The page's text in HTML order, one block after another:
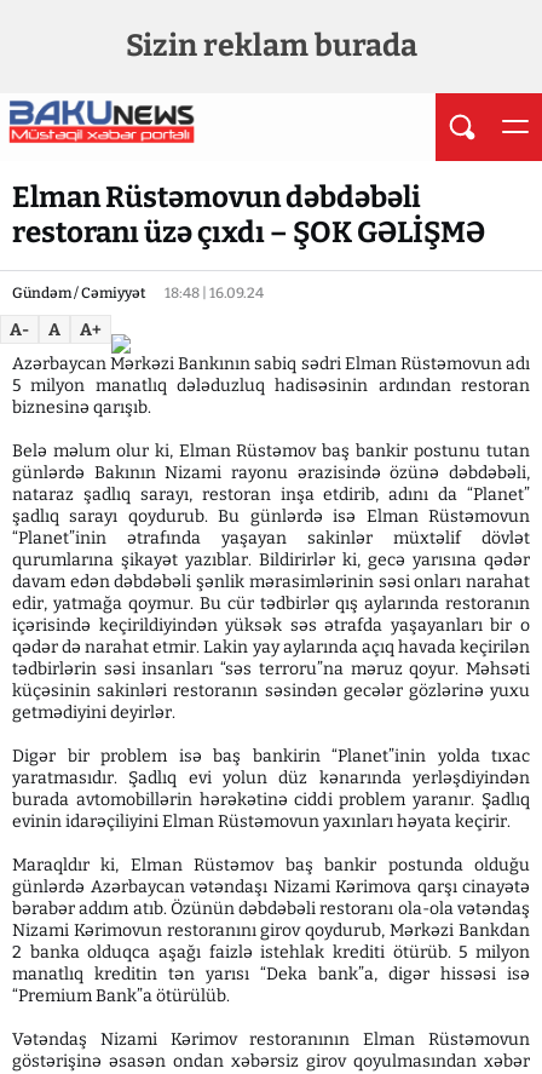
Sizin reklam burada
Elman Rüstəmovun dəbdəbəli
restoranı üzə çıxdı – ŞOK GƏLİŞMƏ
Gündəm / Cəmiyyət 18:48 | 16.09.24
A- A
A+
Azərbaycan Mərkəzi Bankının sabiq sədri Elman Rüstəmovun adı
5 milyon manatlıq dələduzluq hadisəsinin ardından restoran
biznesinə qarışıb.
Belə məlum olur ki, Elman Rüstəmov baş bankir postunu tutan
günlərdə Bakının Nizami rayonu ərazisində özünə dəbdəbəli,
nataraz şadlıq sarayı, restoran inşa etdirib, adını da “Planet”
şadlıq sarayı qoydurub. Bu günlərdə isə Elman Rüstəmovun
“Planet”inin ətrafında yaşayan sakinlər müxtəlif dövlət
qurumlarına şikayət yazıblar. Bildirirlər ki, gecə yarısına qədər
davam edən dəbdəbəli şənlik mərasimlərinin səsi onları narahat
edir, yatmağa qoymur. Bu cür tədbirlər qış aylarında restoranın
içərisində keçirildiyindən yüksək səs ətrafda yaşayanları bir o
qədər də narahat etmir. Lakin yay aylarında açıq havada keçirilən
tədbirlərin səsi insanları “səs terroru”na məruz qoyur. Məhsəti
küçəsinin sakinləri restoranın səsindən gecələr gözlərinə yuxu
getmədiyini deyirlər.
Digər bir problem isə baş bankirin “Planet”inin yolda tıxac
yaratmasıdır. Şadlıq evi yolun düz kənarında yerləşdiyindən
burada avtomobillərin hərəkətinə ciddi problem yaranır. Şadlıq
evinin idarəçiliyini Elman Rüstəmovun yaxınları həyata keçirir.
Maraqldır ki, Elman Rüstəmov baş bankir postunda olduğu
günlərdə Azərbaycan vətəndaşı Nizami Kərimova qarşı cinayətə
bərabər addım atıb. Özünün dəbdəbəli restoranı ola-ola vətəndaş
Nizami Kərimovun restoranını girov qoydurub, Mərkəzi Bankdan
2 banka olduqca aşağı faizlə istehlak krediti ötürüb. 5 milyon
manatlıq kreditin tən yarısı “Deka bank”a, digər hissəsi isə
“Premium Bank”a ötürülüb.
Vətəndaş Nizami Kərimov restoranının Elman Rüstəmovun
göstərişinə əsasən ondan xəbərsiz girov qoyulmasından xəbər